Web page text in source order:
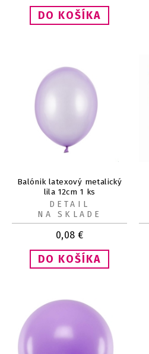
Balónik latexový metalický
lila 12cm 1 ks
0,08 €
DETAIL
NA SKLADE